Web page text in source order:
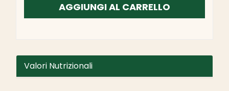
AGGIUNGI AL CARRELLO
Valori Nutrizionali